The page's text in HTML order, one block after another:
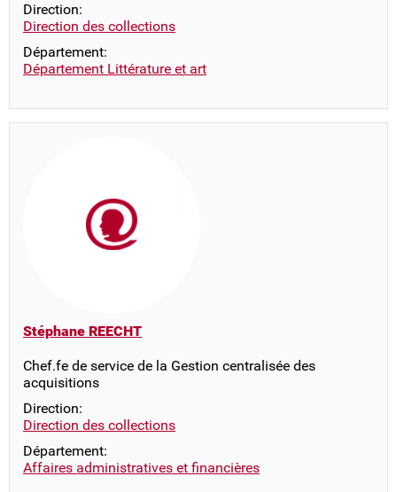
Direction:
Direction des collections
Département:
Département Littérature et art
Stéphane REECHT
Chef.fe de service de la Gestion centralisée des
acquisitions
Direction:
Direction des collections
Département:
Affaires administratives et financières